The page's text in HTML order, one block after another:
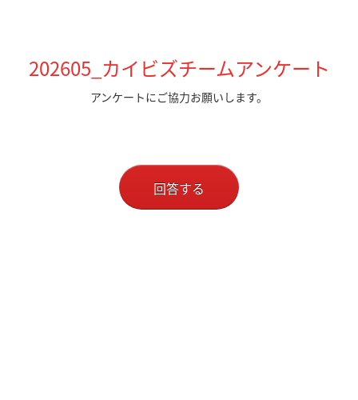
202605_カイビズチームアンケート
アンケートにご協力お願いします。
回答する